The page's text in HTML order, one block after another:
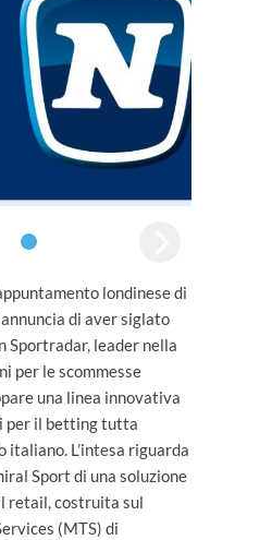
londinese di
di aver siglato
Sportradar, leader nella
per le scommesse
una linea innovativa
per il betting tutta
italiano. L’intesa riguarda
Sport di una soluzione
retail, costruita sul
(MTS) di